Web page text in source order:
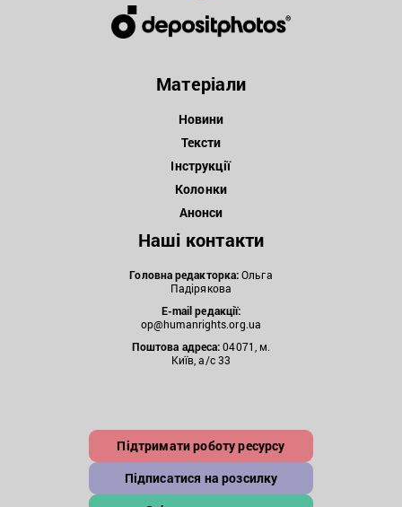
Матеріали
Новини
Тексти
Інструкції
Колонки
Анонси
Наші контакти
Головна редакторка:Ольга
Падірякова
E-mail редакції:
op@humanrights.org.ua
Поштова адреса:04071, м.
Київ, а/с 33
Підтримати роботу ресурсу
Підписатися на розсилку